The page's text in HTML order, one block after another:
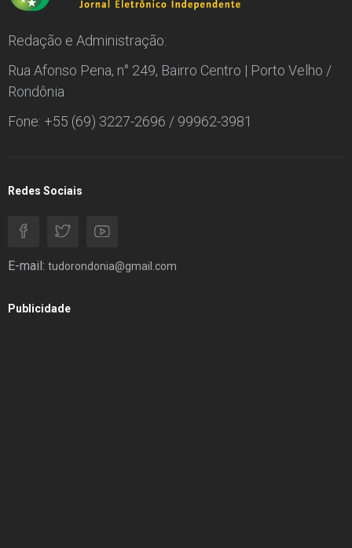
Redação e Administração:
Rua Afonso Pena, n° 249, Bairro Centro | Porto Velho /
Rondônia
Fone: +55 (69) 3227-2696 / 99962-3981
Redes Sociais
E-mail: tudorondonia@gmail.com
Publicidade